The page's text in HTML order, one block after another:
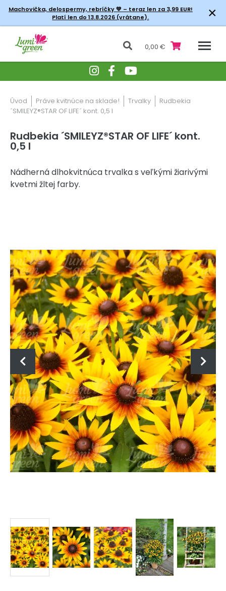
Machovička, delospermy, rebríčky💚 – teraz len za 3,99 EUR!
Platí len do 13.8.2026 (vrátane).
×
0,00 €
Úvod Práve kvitnúce na sklade! Trvalky
Rudbekia
´SMILEYZ®STAR OF LIFE´ kont. 0,5 l
Rudbekia ´SMILEYZ®STAR OF LIFE´ kont.
0,5 l
Nádherná dlhokvitnúca trvalka s veľkými žiarivými
kvetmi žltej farby.